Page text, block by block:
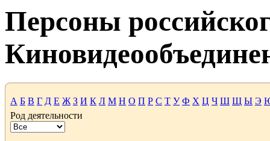
Персоны
А Б В Г Д Е Ж З И К Л М Н О П Р С Т У Ф Х Ц Ч Ш Щ Ы Э
Род деятельности